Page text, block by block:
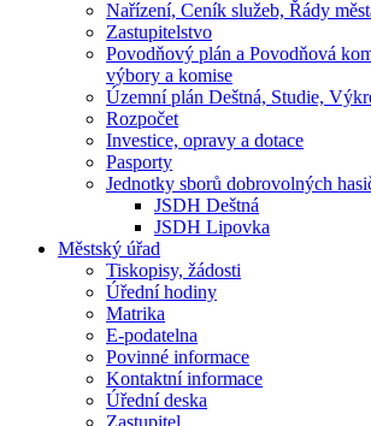
Nařízení, Ceník služeb, Řády
Zastupitelstvo
Povodňový plán a Povodňová
výbory a komise
Územní plán Deštná, Studie,
Rozpočet
Investice, opravy a dotace
Pasporty
Jednotky sborů dobrovolných
JSDH Deštná
JSDH Lipovka
Městský úřad
Tiskopisy, žádosti
Úřední hodiny
Matrika
E-podatelna
Povinné informace
Kontaktní informace
Úřední deska
Zastupitel